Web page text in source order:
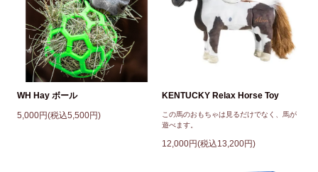
WH Hay ボール
5,000円(税込5,500円)
KENTUCKY Relax Horse Toy
この馬のおもちゃは見るだけでなく、馬が
遊べます。
12,000円(税込13,200円)